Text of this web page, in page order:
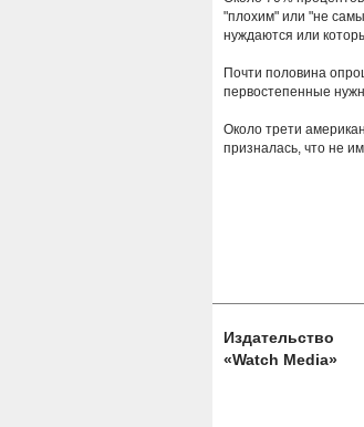
"плохим" или "не
нуждаются или
Почти половина
первостепенные
Около трети
призналась, что не
Издательство
«Watch Media»